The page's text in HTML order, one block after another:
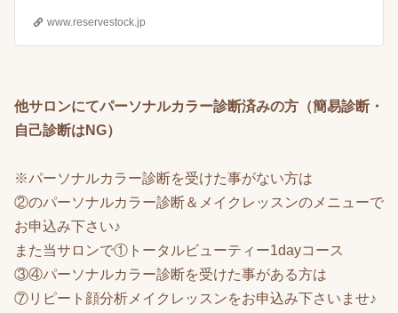
www.reservestock.jp
他サロンにてパーソナルカラー診断済みの方（簡易診断・
自己診断はNG）
※パーソナルカラー診断を受けた事がない方は
②のパーソナルカラー診断＆メイクレッスンのメニューで
お申込み下さい♪
また当サロンで①トータルビューティー1dayコース
③④パーソナルカラー診断を受けた事がある方は
⑦リピート顔分析メイクレッスンをお申込み下さいませ♪